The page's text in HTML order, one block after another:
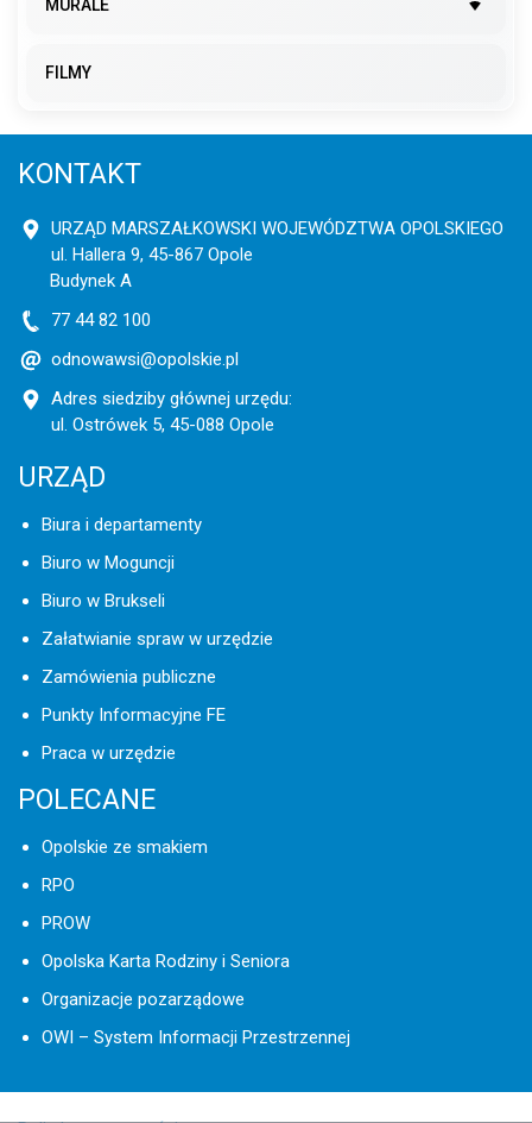
MURALE
FILMY
KONTAKT
URZĄD MARSZAŁKOWSKI WOJEWÓDZTWA OPOLSKIEGO
ul. Hallera 9, 45-867 Opole
Budynek A
77 44 82 100
odnowawsi@opolskie.pl
Adres siedziby głównej urzędu:
ul. Ostrówek 5, 45-088 Opole
URZĄD
Biura i departamenty
Biuro w Moguncji
Biuro w Brukseli
Załatwianie spraw w urzędzie
Zamówienia publiczne
Punkty Informacyjne FE
Praca w urzędzie
POLECANE
Opolskie ze smakiem
RPO
PROW
Opolska Karta Rodziny i Seniora
Organizacje pozarządowe
OWI – System Informacji Przestrzennej